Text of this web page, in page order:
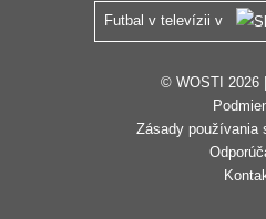
Futbal v televízii v
© WOSTI 2026 |
Zásady používania